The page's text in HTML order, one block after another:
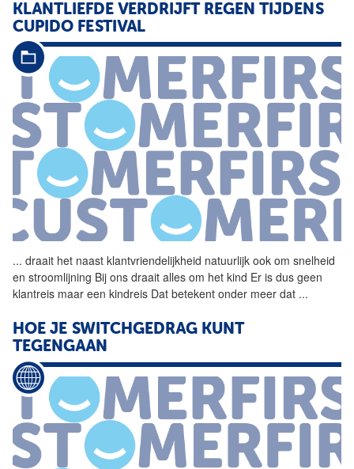
KLANTLIEFDE VERDRIJFT REGEN TIJDENS
CUPIDO FESTIVAL
... draait het naast klantvriendelijkheid natuurlijk ook om snelheid
en stroomlijning Bij ons draait alles om het kind Er is dus geen
klantreis maar een kindreis Dat betekent onder meer dat ...
HOE JE SWITCHGEDRAG KUNT
TEGENGAAN